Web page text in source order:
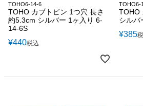
TOHO6-14-6
TOHO カブトピン 1つ穴 長さ
約5.3cm シルバー 1ヶ入り 6-
14-6S
¥440税込
TOHO6-
TOHO
シルバ
¥385